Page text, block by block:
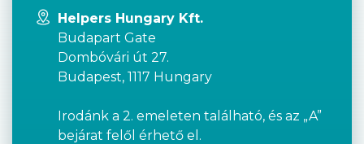
Helpers Hungary Kft.
Budapart Gate
Dombóvári út 27.
Budapest, 1117 Hungary
Irodánk a 2. emeleten található, és az „A”
bejárat felől érhető el.